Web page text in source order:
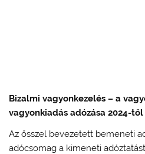
Bizalmi vagyonkezelés – a
vagyonkiadás adózása 2024-től
Az ősszel bevezetett bemeneti
adócsomag a kimeneti